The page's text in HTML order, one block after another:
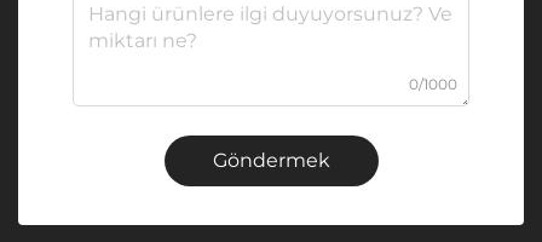
0/1000
Göndermek